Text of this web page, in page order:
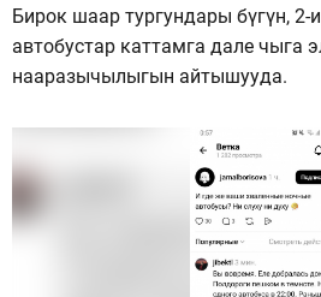
Бирок шаар тургундары бүгүн, 2-
автобустар каттамга дале чыга
нааразычылыгын айтышууда.